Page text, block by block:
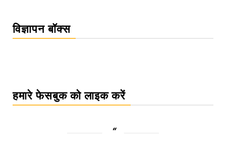
विज्ञापन बॉक्स
हमारे फेसबुक को लाइक करें